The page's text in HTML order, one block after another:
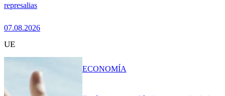
represalias
07.08.2026
UE
ECONOMÍA